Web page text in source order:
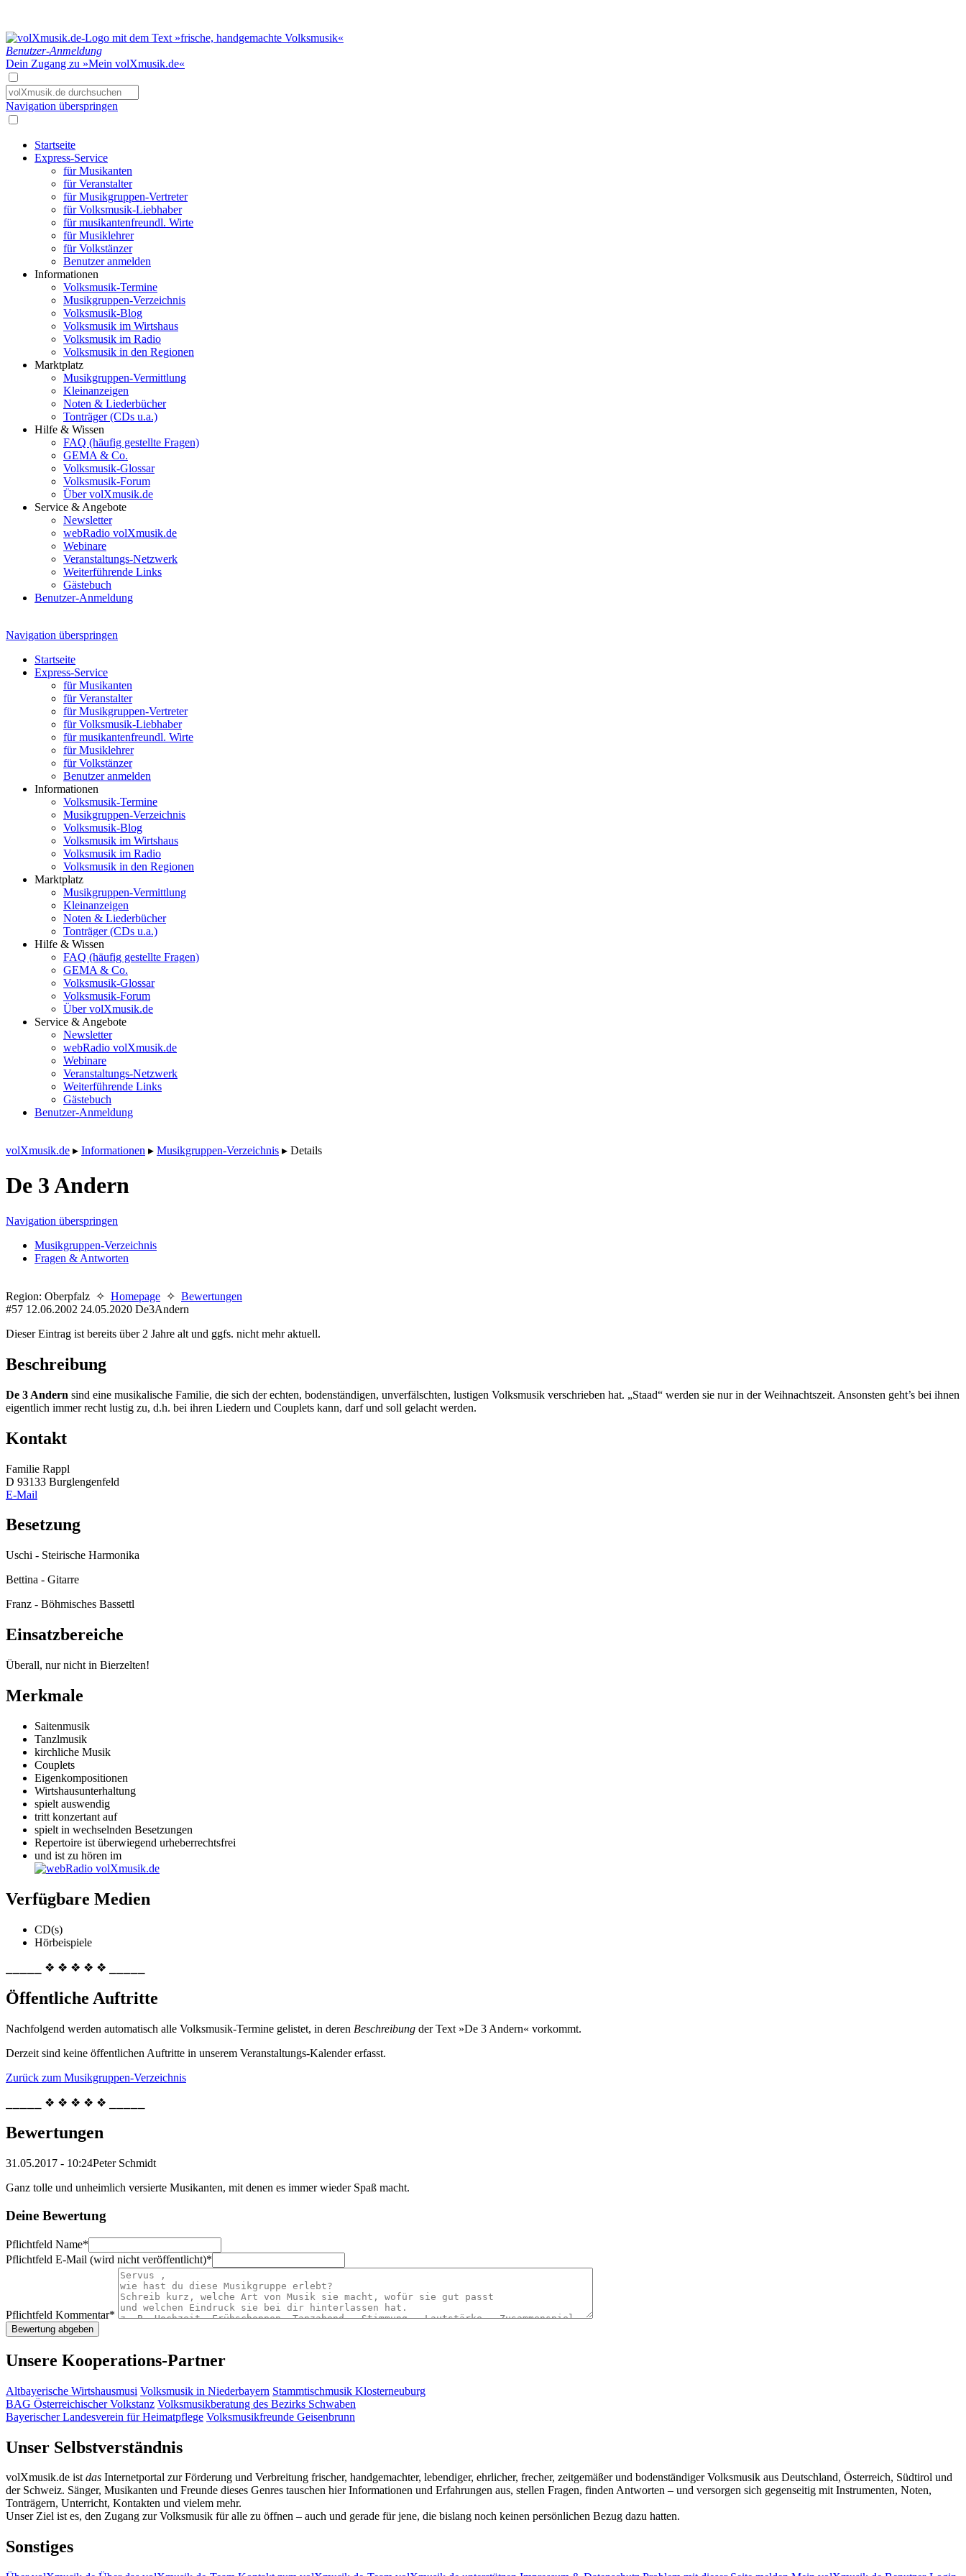
Benutzer-Anmeldung
Dein Zugang zu »Mein volXmusik.de«
Navigation überspringen
Startseite
Express-Service
für Musikanten
für Veranstalter
für Musikgruppen-Vertreter
für Volksmusik-Liebhaber
für musikantenfreundl. Wirte
für Musiklehrer
für Volkstänzer
Benutzer anmelden
Informationen
Volksmusik-Termine
Musikgruppen-Verzeichnis
Volksmusik-Blog
Volksmusik im Wirtshaus
Volksmusik im Radio
Volksmusik in den Regionen
Marktplatz
Musikgruppen-Vermittlung
Kleinanzeigen
Noten & Liederbücher
Tonträger (CDs u.a.)
Hilfe & Wissen
FAQ (häufig gestellte Fragen)
GEMA & Co.
Volksmusik-Glossar
Volksmusik-Forum
Über volXmusik.de
Service & Angebote
Newsletter
webRadio volXmusik.de
Webinare
Veranstaltungs-Netzwerk
Weiterführende Links
Gästebuch
Benutzer-Anmeldung
Navigation überspringen
Startseite
Express-Service
für Musikanten
für Veranstalter
für Musikgruppen-Vertreter
für Volksmusik-Liebhaber
für musikantenfreundl. Wirte
für Musiklehrer
für Volkstänzer
Benutzer anmelden
Informationen
Volksmusik-Termine
Musikgruppen-Verzeichnis
Volksmusik-Blog
Volksmusik im Wirtshaus
Volksmusik im Radio
Volksmusik in den Regionen
Marktplatz
Musikgruppen-Vermittlung
Kleinanzeigen
Noten & Liederbücher
Tonträger (CDs u.a.)
Hilfe & Wissen
FAQ (häufig gestellte Fragen)
GEMA & Co.
Volksmusik-Glossar
Volksmusik-Forum
Über volXmusik.de
Service & Angebote
Newsletter
webRadio volXmusik.de
Webinare
Veranstaltungs-Netzwerk
Weiterführende Links
Gästebuch
Benutzer-Anmeldung
volXmusik.de ▸ Informationen ▸ Musikgruppen-Verzeichnis ▸ Details
De 3 Andern
Navigation überspringen
Musikgruppen-Verzeichnis
Fragen & Antworten
Region: Oberpfalz ✧ Homepage ✧ Bewertungen
#57 12.06.2002 24.05.2020 De3Andern
Dieser Eintrag ist bereits über 2 Jahre alt und ggfs. nicht mehr aktuell.
Beschreibung
De 3 Andern sind eine musikalische Familie, die sich der echten, bodenständigen, unverfälschten, lustigen Volksmusik verschrieben hat. „Staad“ werden sie nur in der Weihnachtszeit. Ansonsten geht’s bei ihnen
eigentlich immer recht lustig zu, d.h. bei ihren Liedern und Couplets kann, darf und soll gelacht werden.
Kontakt
Familie Rappl
D 93133 Burglengenfeld
E-Mail
Besetzung
Uschi - Steirische Harmonika
Bettina - Gitarre
Franz - Böhmisches Bassettl
Einsatzbereiche
Überall, nur nicht in Bierzelten!
Merkmale
Saitenmusik
Tanzlmusik
kirchliche Musik
Couplets
Eigenkompositionen
Wirtshausunterhaltung
spielt auswendig
tritt konzertant auf
spielt in wechselnden Besetzungen
Repertoire ist überwiegend urheberrechtsfrei
und ist zu hören im
Verfügbare Medien
CD(s)
Hörbeispiele
⎯⎯⎯⎯⎯ ❖ ❖ ❖ ❖ ❖ ⎯⎯⎯⎯⎯
Öffentliche Auftritte
Nachfolgend werden automatisch alle Volksmusik-Termine gelistet, in deren Beschreibung der Text »De 3 Andern« vorkommt.
Derzeit sind keine öffentlichen Auftritte in unserem Veranstaltungs-Kalender erfasst.
Zurück zum Musikgruppen-Verzeichnis
⎯⎯⎯⎯⎯ ❖ ❖ ❖ ❖ ❖ ⎯⎯⎯⎯⎯
Bewertungen
31.05.2017 - 10:24Peter Schmidt
Ganz tolle und unheimlich versierte Musikanten, mit denen es immer wieder Spaß macht.
Deine Bewertung
Pflichtfeld Name*
Pflichtfeld E-Mail (wird nicht veröffentlicht)*
Pflichtfeld Kommentar*
Unsere Kooperations-Partner
Altbayerische Wirtshausmusi Volksmusik in Niederbayern Stammtischmusik Klosterneuburg
BAG Österreichischer Volkstanz Volksmusikberatung des Bezirks Schwaben
Bayerischer Landesverein für Heimatpflege Volksmusikfreunde Geisenbrunn
Unser Selbstverständnis
volXmusik.de istdas Internetportal zur Förderung und Verbreitung frischer, handgemachter, lebendiger, ehrlicher, frecher, zeitgemäßer und bodenständiger Volksmusik aus Deutschland, Österreich, Südtirol und
der Schweiz. Sänger, Musikanten und Freunde dieses Genres tauschen hier Informationen und Erfahrungen aus, stellen Fragen, finden Antworten – und versorgen sich gegenseitig mit Instrumenten, Noten,
Tonträgern, Unterricht, Kontakten und vielem mehr.
Unser Ziel ist es, den Zugang zur Volksmusik für alle zu öffnen – auch und gerade für jene, die bislang noch keinen persönlichen Bezug dazu hatten.
Sonstiges